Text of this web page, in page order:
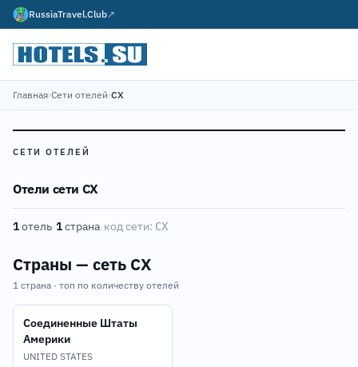
RussiaTravel.Club↗
Главная›Сети отелей›CX
СЕТИ ОТЕЛЕЙ
Отели сети CX
1отель·1страна·код сети: CX
Страны — сеть CX
1 страна · топ по количеству отелей
Соединенные Штаты
Америки
UNITED STATES